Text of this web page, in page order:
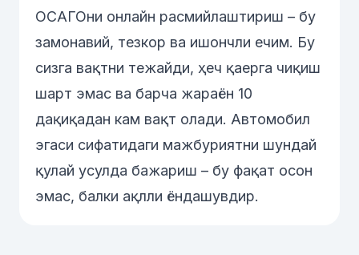
ОСАГОни онлайн расмийлаштириш – бу
замонавий, тезкор ва ишончли ечим. Бу
сизга вақтни тежайди, ҳеч қаерга чиқиш
шарт эмас ва барча жараён 10
дақиқадан кам вақт олади. Автомобил
эгаси сифатидаги мажбуриятни шундай
қулай усулда бажариш – бу фақат осон
эмас, балки ақлли ёндашувдир.